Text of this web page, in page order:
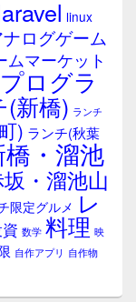
linux
ナログゲーム
ムマーケット
プログラ
(新橋) ランチ
) ランチ(秋葉
・溜池
・溜池山
限定グルメ レ
数学 料理 映
自作アプリ 自作物